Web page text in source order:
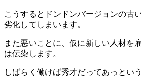
こうするとドンドンバージョンの古
劣化してしまいます。
また悪いことに、仮に新しい人材を
は伝染します。
しばらく働けば秀才だってあっとい